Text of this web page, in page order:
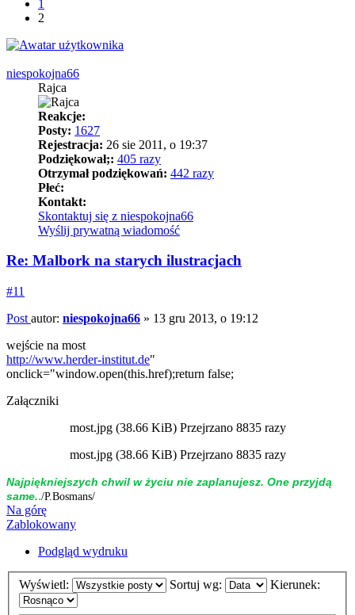
1
2
niespokojna66
Rajca
Reakcje:
Posty: 1627
Rejestracja: 26 sie 2011, o 19:37
Podziękował;: 405 razy
Otrzymał podziękowań: 442 razy
Płeć:
Kontakt:
Skontaktuj się z niespokojna66
Wyślij prywatną wiadomość
Re: Malbork na starych ilustracjach
#11
Post autor: niespokojna66 » 13 gru 2013, o 19:12
wejście na most
http://www.herder-institut.de"
onclick="window.open(this.href);return false;
Załączniki
most.jpg (38.66 KiB) Przejrzano 8835 razy
most.jpg (38.66 KiB) Przejrzano 8835 razy
Naj­piękniej­szych chwil w życiu nie zap­la­nujesz. One przyjdą
same../P.Bosmans/
Na górę
Zablokowany
Podgląd wydruku
Wyświetl: Sortuj wg: Kierunek: